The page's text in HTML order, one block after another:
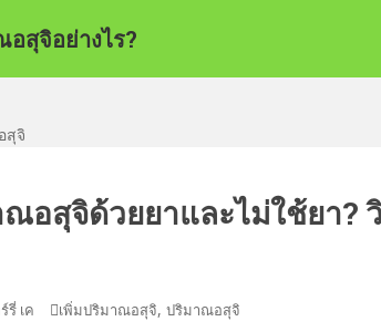
อสุจิอย่างไร?
อสุจิด้วยยาและไม่ใช้ยา?
รี่ เค เพิ่มปริมาณอสุจิ, ปริมาณอสุจิ